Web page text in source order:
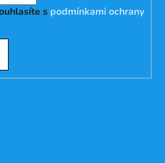
s podmínkami ochrany